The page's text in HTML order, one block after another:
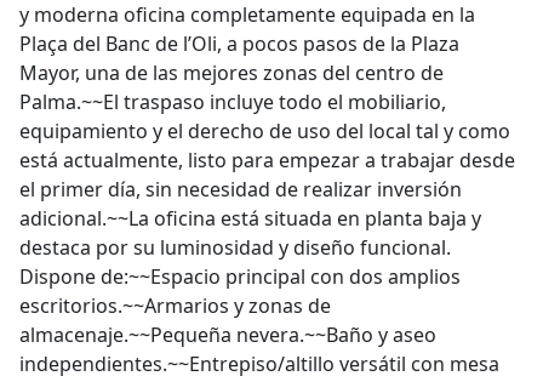
y moderna oficina completamente equipada en la
Plaça del Banc de l’Oli, a pocos pasos de la Plaza
Mayor, una de las mejores zonas del centro de
Palma.~~El traspaso incluye todo el mobiliario,
equipamiento y el derecho de uso del local tal y como
está actualmente, listo para empezar a trabajar desde
el primer día, sin necesidad de realizar inversión
adicional.~~La oficina está situada en planta baja y
destaca por su luminosidad y diseño funcional.
Dispone de:~~Espacio principal con dos amplios
escritorios.~~Armarios y zonas de
almacenaje.~~Pequeña nevera.~~Baño y aseo
independientes.~~Entrepiso/altillo versátil con mesa